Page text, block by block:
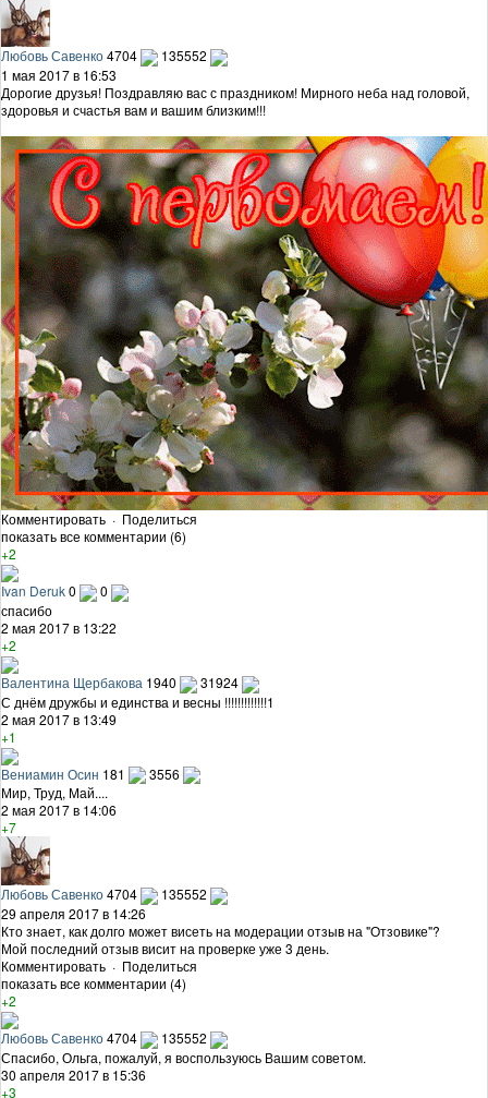
Любовь Савенко4704
135552
1 мая 2017 в 16:53
Дорогие друзья! Поздравляю вас с праздником! Мирного неба над головой,
здоровья и счастья вам и вашим близким!!!
Комментировать · Поделиться
показать все комментарии (6)
+2
Ivan Deruk0
0
спасибо
2 мая 2017 в 13:22
+2
Валентина Щербакова 1940
31924
С днём дружбы и единства и весны !!!!!!!!!!!!!1
2 мая 2017 в 13:49
+1
Вениамин Осин 181
3556
Мир, Труд, Май....
2 мая 2017 в 14:06
+7
Любовь Савенко4704
135552
29 апреля 2017 в 14:26
Кто знает, как долго может висеть на модерации отзыв на "Отзовике"?
Мой последний отзыв висит на проверке уже 3 день.
Комментировать · Поделиться
показать все комментарии (4)
+2
Любовь Савенко4704
135552
Спасибо, Ольга, пожалуй, я воспользуюсь Вашим советом.
30 апреля 2017 в 15:36
+3